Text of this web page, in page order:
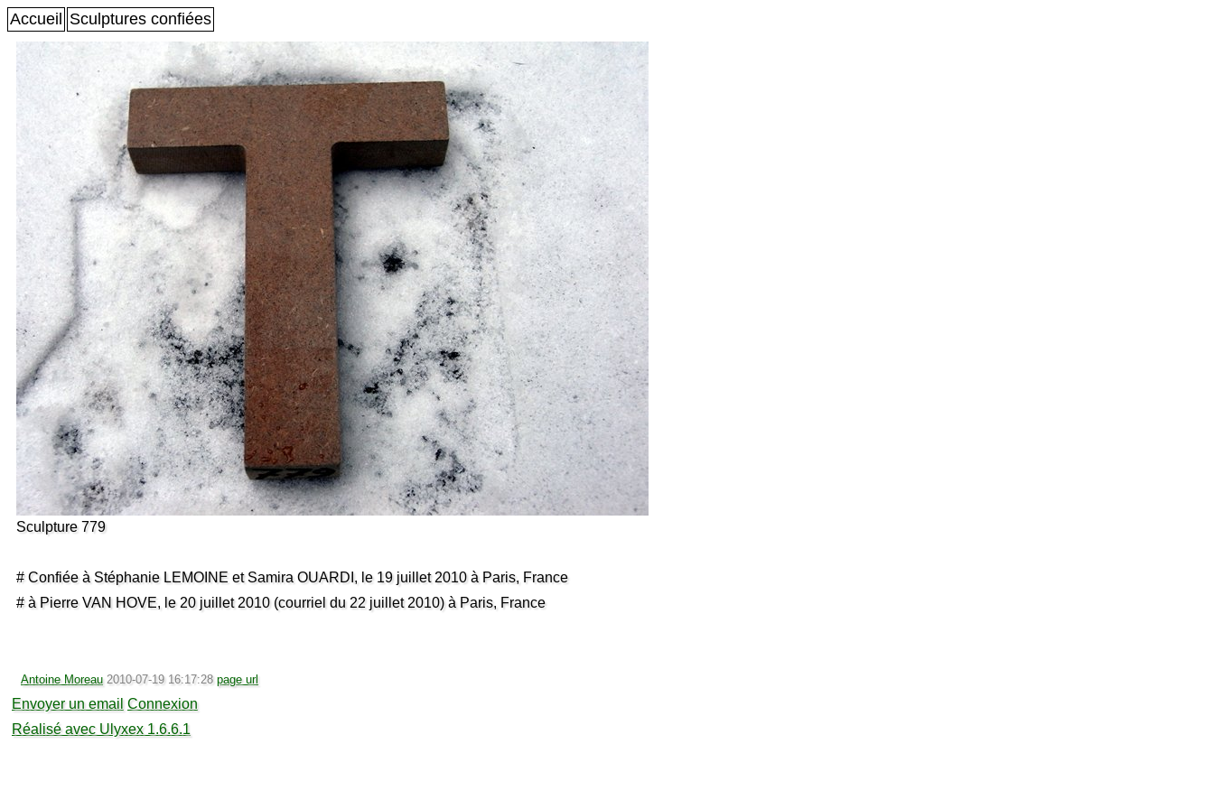
Accueil Sculptures confiées
Sculpture 779
# Confiée à Stéphanie LEMOINE et Samira OUARDI, le 19 juillet 2010 à Paris, France
# à Pierre VAN HOVE, le 20 juillet 2010 (courriel du 22 juillet 2010) à Paris, France
Antoine Moreau 2010-07-19 16:17:28 page url
Envoyer un email Connexion
Réalisé avec Ulyxex 1.6.6.1